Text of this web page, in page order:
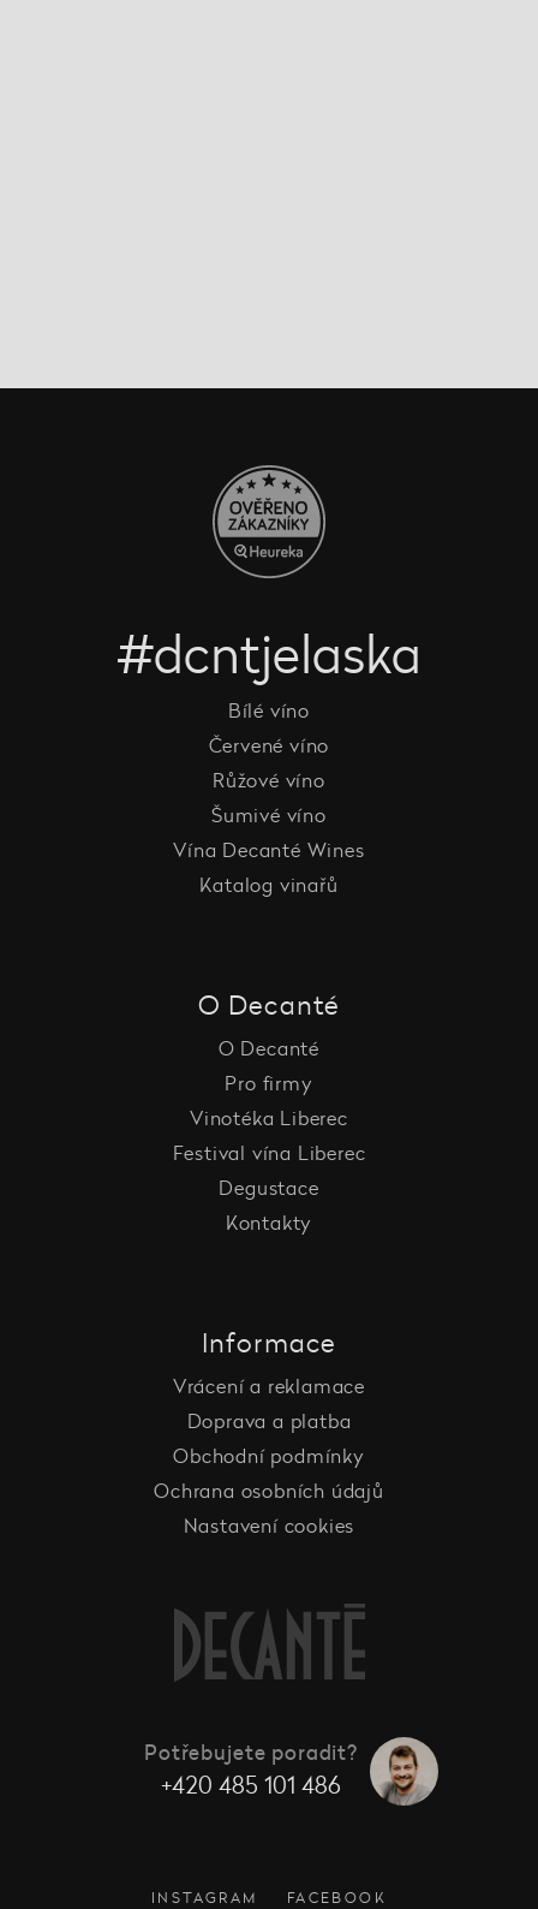
#dcntjelaska
Bílé víno
Červené víno
Růžové víno
Šumivé víno
Vína Decanté Wines
Katalog vinařů
O Decanté
O Decanté
Pro firmy
Vinotéka Liberec
Festival vína Liberec
Degustace
Kontakty
Informace
Vrácení a reklamace
Doprava a platba
Obchodní podmínky
Ochrana osobních údajů
Nastavení cookies
Potřebujete poradit?
+420 485 101 486
INSTAGRAM FACEBOOK